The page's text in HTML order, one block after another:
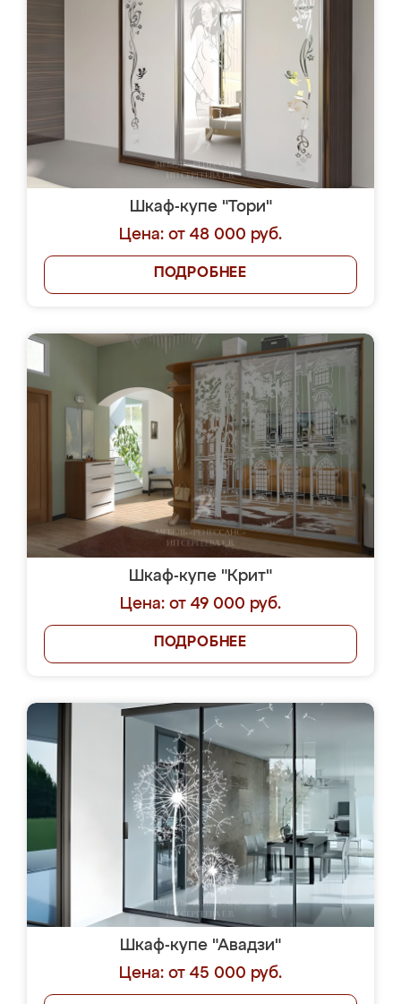
Шкаф-купе "Тори"
Цена: от 48 000 руб.
ПОДРОБНЕЕ
Шкаф-купе "Крит"
Цена: от 49 000 руб.
ПОДРОБНЕЕ
Шкаф-купе "Авадзи"
Цена: от 45 000 руб.